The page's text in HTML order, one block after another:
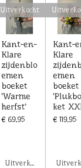
Uitverkocht
Kant-en-
Klare
zijdenblo
emen
boeket
'Warme
herfst'
€ 69,95
Uitverkocht
Kant-
Klare
emen
boeket
ket
€ 119,95